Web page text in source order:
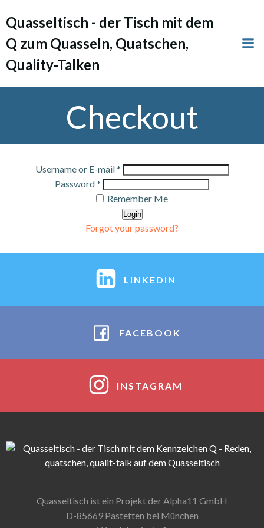
Inhalt
Quasseltisch - der Tisch mit dem
Q zum Quasseln, Quatschen,
Quality-Talken
Checkout
Username or E-mail*
Password*
Remember Me
Login
Forgot your password?
LINKEDIN
FACEBOOK
INSTAGRAM
Quasseltisch ist ein Projekt der Alpha11 GmbH
D-85669 Pastetten bei München